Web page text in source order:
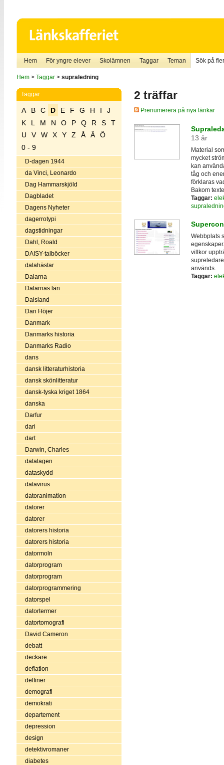
Hem För yngre elever Skolämnen Taggar Teman Sök på
Hem> Taggar> supraledning
Taggar
A B C D E F G H I
J
K
L M N O P Q R S
T
U
V W X Y Z Å Ä
Ö
0 - 9
D-dagen 1944
da Vinci, Leonardo
Dag Hammarskjöld
Dagbladet
Dagens Nyheter
dagerrotypi
dagstidningar
Dahl, Roald
DAISY-talböcker
dalahästar
Dalarna
Dalarnas län
Dalsland
Dan Höjer
Danmark
Danmarks historia
Danmarks Radio
dans
dansk litteraturhistoria
dansk skönlitteratur
dansk-tyska kriget 1864
danska
Darfur
dari
dart
Darwin, Charles
datalagen
dataskydd
datavirus
datoranimation
datorer
datorer
datorers historia
datorers historia
datormoln
datorprogram
datorprogram
datorprogrammering
datorspel
datortermer
datortomografi
David Cameron
debatt
deckare
deflation
delfiner
demografi
demokrati
departement
depression
design
detektivromaner
diabetes
2 träffar
Prenumerera på nya länkar
13 år
Material
mycket
kan
tåg och
förklaras
Bakom
Taggar:
Webbplats
villkor
används.
Taggar: